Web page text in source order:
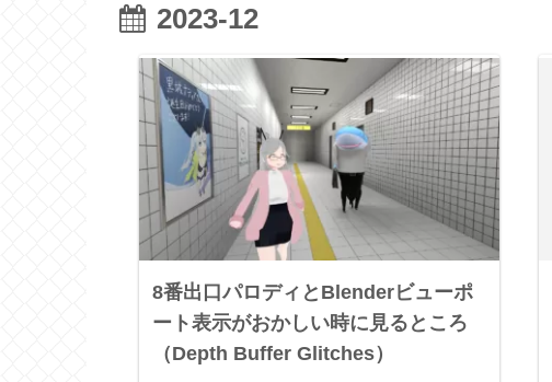
2023-12
8番出口パロディとBlenderビューポ
ート表示がおかしい時に見るところ
（Depth Buffer Glitches）